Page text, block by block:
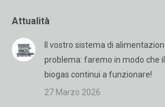
Attualità
Il vostro sistema di
problema: faremo in modo che
biogas continui a funzionare!
27 Marzo 2026